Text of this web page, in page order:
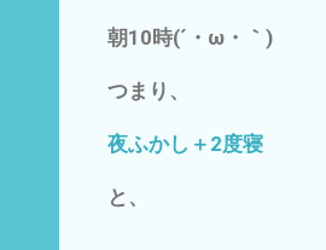
朝10時(´・ω・｀)
つまり、
夜ふかし＋2度寝
と、